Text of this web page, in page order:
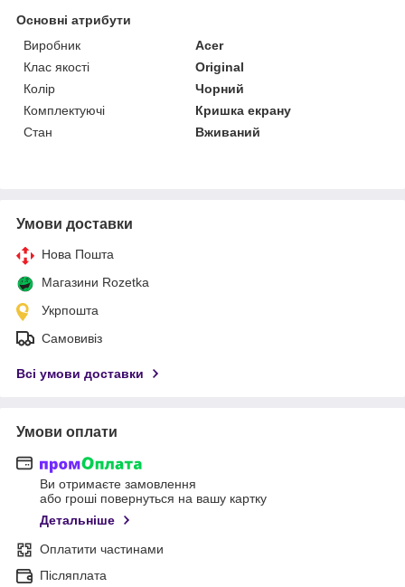
Основні атрибути
Виробник
Acer
Клас якості
Original
Колір
Чорний
Комплектуючі
Кришка екрану
Стан
Вживаний
Умови доставки
Нова Пошта
Магазини Rozetka
Укрпошта
Самовивіз
Всі умови доставки
Умови оплати
Ви отримаєте замовлення
або гроші повернуться на вашу картку
Детальніше
Оплатити частинами
Післяплата